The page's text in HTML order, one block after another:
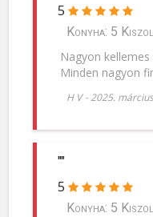
5
Konyha: 5
Nagyon
Minden nagyon
H V -2025.
""
5
Konyha: 5